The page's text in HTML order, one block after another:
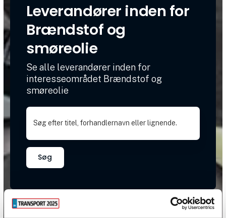
Leverandører inden for
Brændstof og
smøreolie
Se alle leverandører inden for
interesseområdet Brændstof og
smøreolie
Søg efter titel, forhandlernavn eller lignende.
Søg